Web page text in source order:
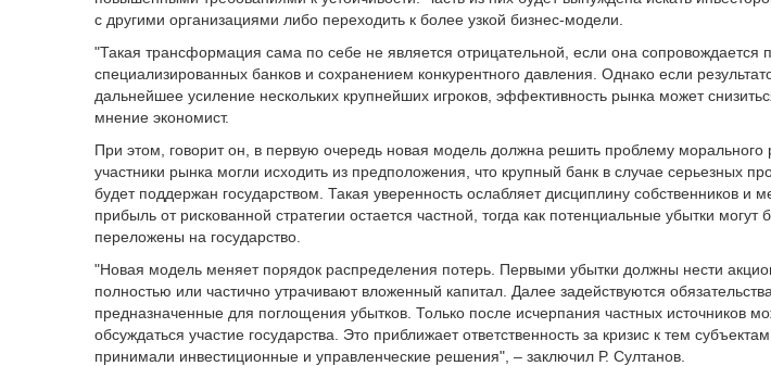
с другими организациями либо переходить к более узкой бизнес-модели.
"Такая трансформация сама по себе не является отрицательной, если она сопровождается
специализированных банков и сохранением конкурентного давления. Однако если
дальнейшее усиление нескольких крупнейших игроков, эффективность рынка может
мнение экономист.
При этом, говорит он, в первую очередь новая модель должна решить проблему морального
участники рынка могли исходить из предположения, что крупный банк в случае серьезных
будет поддержан государством. Такая уверенность ослабляет дисциплину собственников и
прибыль от рискованной стратегии остается частной, тогда как потенциальные убытки могут
переложены на государство.
"Новая модель меняет порядок распределения потерь. Первыми убытки должны нести
полностью или частично утрачивают вложенный капитал. Далее задействуются
предназначенные для поглощения убытков. Только после исчерпания частных источников
обсуждаться участие государства. Это приближает ответственность за кризис к тем
принимали инвестиционные и управленческие решения", – заключил Р. Султанов.